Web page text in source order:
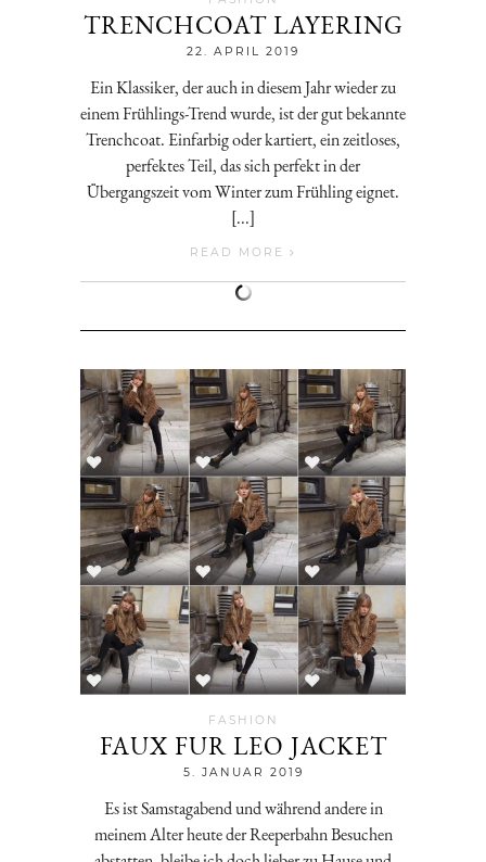
TRENCHCOAT LAYERING
22. APRIL 2019
Ein Klassiker, der auch in diesem Jahr wieder zu
einem Frühlings-Trend wurde, ist der gut bekannte
Trenchcoat. Einfarbig oder kartiert, ein zeitloses,
perfektes Teil, das sich perfekt in der
Übergangszeit vom Winter zum Frühling eignet.
[...]
READ MORE
FASHION
FAUX FUR LEO JACKET
5. JANUAR 2019
Es ist Samstagabend und während andere in
meinem Alter heute der Reeperbahn Besuchen